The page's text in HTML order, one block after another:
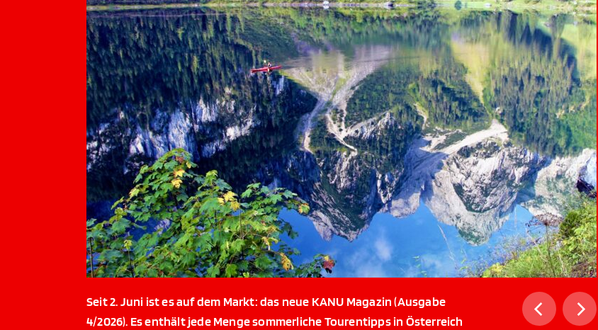
Seit 2. Juni ist es auf dem Markt: das neue KANU Magazin (Ausgabe
4/2026). Es enthält jede Menge sommerliche Tourentipps in Österreich